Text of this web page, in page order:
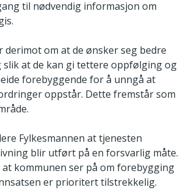
til nødvendig informasjon om
derimot om at de ønsker seg bedre
at de kan gi tettere oppfølging og
forebyggende for å unngå at
oppstår. Dette fremstår som
Fylkesmannen at tjenesten
blir utført på en forsvarlig måte.
at kommunen ser på om forebygging
er prioritert tilstrekkelig.